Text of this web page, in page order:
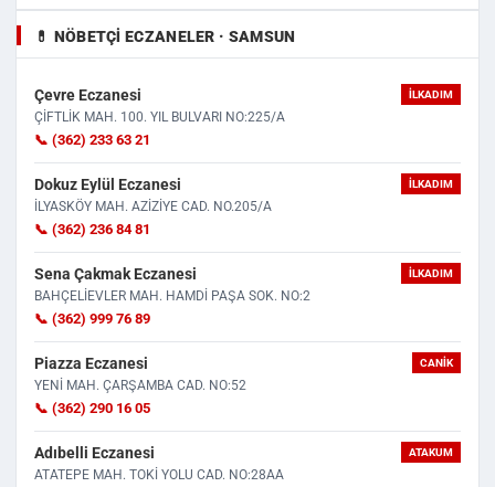
💊 NÖBETÇI ECZANELER · SAMSUN
Çevre Eczanesi İLKADIM
ÇİFTLİK MAH. 100. YIL BULVARI NO:225/A
📞 (362) 233 63 21
Dokuz Eylül Eczanesi İLKADIM
İLYASKÖY MAH. AZİZİYE CAD. NO.205/A
📞 (362) 236 84 81
Sena Çakmak Eczanesi İLKADIM
BAHÇELİEVLER MAH. HAMDİ PAŞA SOK. NO:2
📞 (362) 999 76 89
Piazza Eczanesi CANIK
YENİ MAH. ÇARŞAMBA CAD. NO:52
📞 (362) 290 16 05
Adıbelli Eczanesi ATAKUM
ATATEPE MAH. TOKİ YOLU CAD. NO:28AA